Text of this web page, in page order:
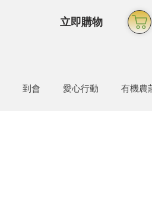
立即購物
到會 愛心行動 有機農